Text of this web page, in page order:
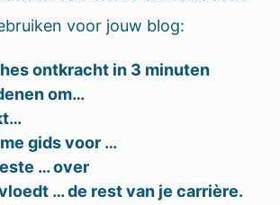
voor jouw blog:
ontkracht in 3 minuten
om…
gids voor …
… over
… de rest van je carrière.